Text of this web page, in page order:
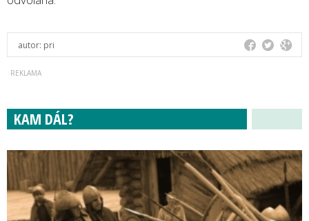
autor: pri
KAM DÁL?